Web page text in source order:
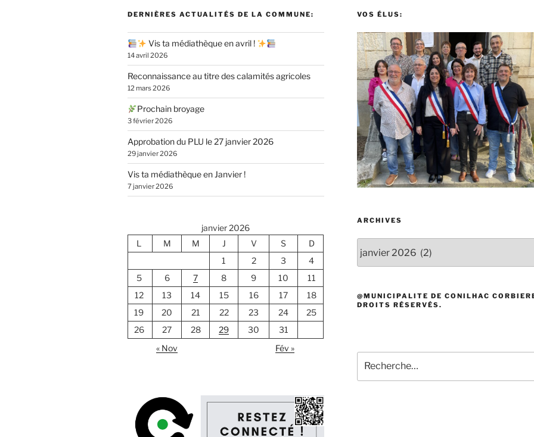
DERNIÈRES ACTUALITÉS DE LA COMMUNE:
Vis ta médiathèque en avril !
14 avril 2026
Reconnaissance au titre des calamités agricoles
12 mars 2026
Prochain broyage
3 février 2026
Approbation du PLU le 27 janvier 2026
29 janvier 2026
Vis ta médiathèque en Janvier !
7 janvier 2026
janvier 2026
L
M M J V S
D
1
2 3
4
5
6 7 8 9 10
11
12
13 14 15 16 17
18
19
20 21 22 23 24
25
26
27 28 29 30
31
« Nov
Fév »
VOS ÉLUS:
ARCHIVES
@MUNICIPALITE DE CONILHAC
DROITS RÉSERVÉS.
pour
: